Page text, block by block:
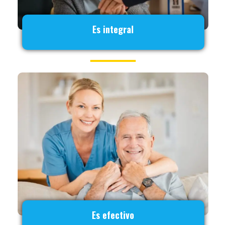
Es integral
Es efectivo